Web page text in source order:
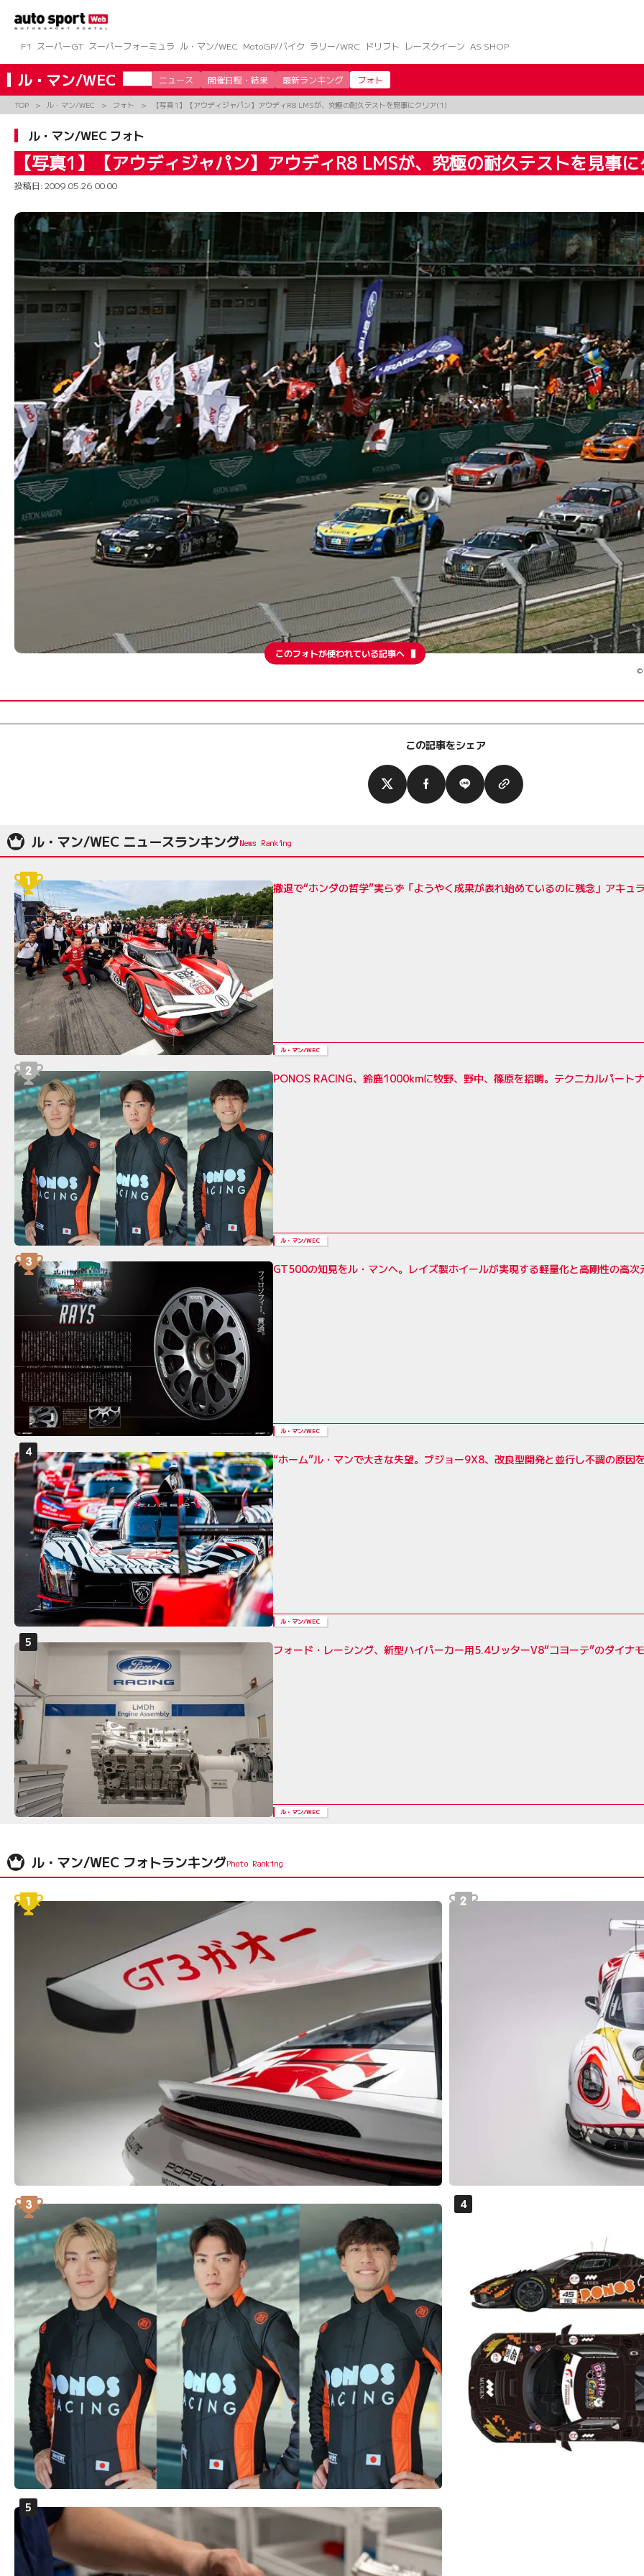
ツ
へ
ス
キ
ッ
F1
スーパーGT スーパーフォーミュラ ル・マン/WEC MotoGP/バイク ラリー/WRC ドリフト レースクイーン AS SHOP
ル・マン/WEC ニュース 開催日程・結果 最新ランキング フォト
TOP ル・マン/WEC フォト 【写真1】【アウディジャパン】アウディR8 LMSが、究極の耐久テストを見事にクリア(1)
ル・マン/WEC フォト
【写真1】【アウディジャパン】アウディR8 LMSが、究極の耐久テストを見事
投稿日: 2009.05.26 00:00
このフォトが使われている記事へ
©
この記事をシェア
ル・マン/WEC ニュースランキング
撤退で“ホンダの哲学”実らず「ようやく成果が表れ始めているのに残念」アキュ
ル・マン/WEC
PONOS RACING、鈴鹿1000kmに牧野、野中、篠原を招聘。テクニカルパー
ル・マン/WEC
GT500の知見をル・マンへ。レイズ製ホイールが実現する軽量化と高剛性の高次
ル・マン/WEC
“ホーム”ル・マンで大きな失望。プジョー9X8、改良型開発と並行し不調の原因
ル・マン/WEC
フォード・レーシング、新型ハイパーカー用5.4リッターV8“コヨーテ”のダイナ
ル・マン/WEC
ル・マン/WEC フォトランキング